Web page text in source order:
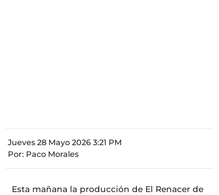
Jueves 28 Mayo 2026 3:21 PM
Por: Paco Morales
Esta mañana la producción de El Renacer de